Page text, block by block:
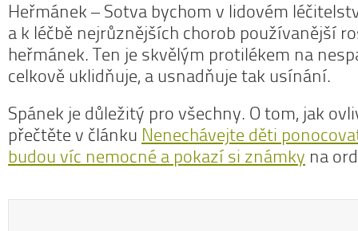
Heřmánek – Sotva bychom v lidovém
a k léčbě nejrůznějších chorob používanější
heřmánek. Ten je skvělým protilékem na
celkově uklidňuje, a usnadňuje tak usínání.
Spánek je důležitý pro všechny. O tom, jak
přečtěte v článku Nenechávejte děti
budou víc nemocné a pokazí si známky na